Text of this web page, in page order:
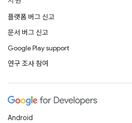
플랫폼 버그 신고
문서 버그 신고
Google Play support
연구 조사 참여
Android